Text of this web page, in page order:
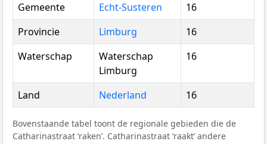
Gemeente
Echt-Susteren
16
Provincie
Limburg
16
Waterschap
Waterschap
Limburg
16
Land Nederland 16
Bovenstaande tabel toont de regionale gebieden die de
Catharinastraat ‘raken’. Catharinastraat ‘raakt’ andere